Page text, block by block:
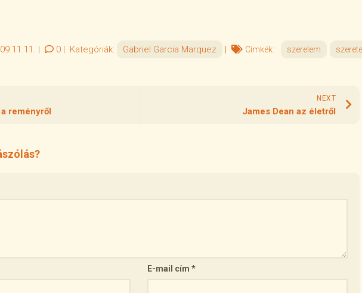
| 0| Kategóriák: Gabriel Garcia Marquez | Címkék: szerelem
NEXT
James Dean az életről
reményről
E-mail cím *